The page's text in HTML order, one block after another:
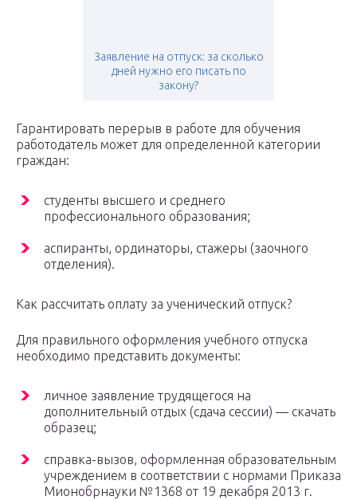
Заявление на отпуск: за сколько
дней нужно его писать по
закону?
Гарантировать перерыв в работе для обучения
работодатель может для определенной категории
граждан:
студенты высшего и среднего
профессионального образования;
аспиранты, ординаторы, стажеры (заочного
отделения).
Как рассчитать оплату за ученический отпуск?
Для правильного оформления учебного отпуска
необходимо представить документы:
личное заявление трудящегося на
дополнительный отдых (сдача сессии) — скачать
образец;
справка-вызов, оформленная образовательным
учреждением в соответствии с нормами Приказа
Мионобрнауки №1368 от 19 декабря 2013 г.